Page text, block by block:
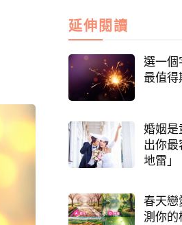
延伸閱讀
選一個
最值得
婚姻是
出你最
地雷」
春天戀
測你的